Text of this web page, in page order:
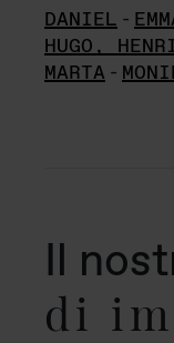
DANIEL -
HUGO,
MARTA -
Il
di